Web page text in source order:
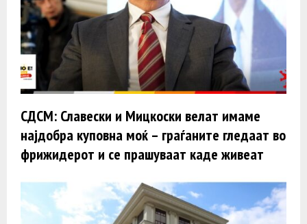
СДСМ: Славески и Мицкоски велат имаме
најдобра куповна моќ – граѓаните гледаат во
фрижидерот и се прашуваат каде живеат